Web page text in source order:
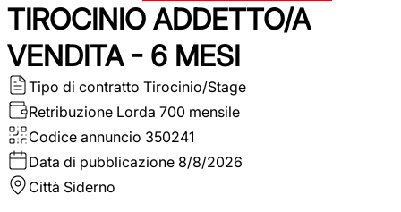
TIROCINIO ADDETTO/A
VENDITA - 6 MESI
Tipo di contratto Tirocinio/Stage
Retribuzione Lorda 700 mensile
Codice annuncio 350241
Data di pubblicazione 8/8/2026
Città Siderno